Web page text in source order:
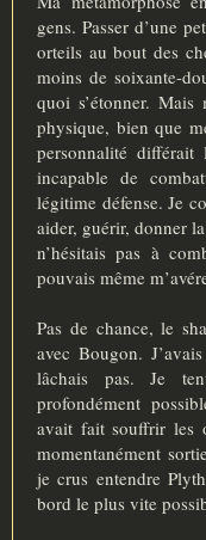
gens. Passer d’une
orteils au bout des
moins de soixante-
quoi s’étonner. Mais
physique, bien que
personnalité différait
incapable de
légitime défense. Je
aider, guérir, donner
n’hésitais pas à
pouvais même
Pas de chance, le
avec Bougon.
lâchais pas. Je
profondément
avait fait souffrir les
momentanément
je crus entendre
bord le plus vite